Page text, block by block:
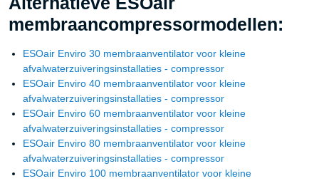
membraancompressormodellen:
ESOair Enviro 30 membraanventilator voor kleine
afvalwaterzuiveringsinstallaties - compressor
ESOair Enviro 40 membraanventilator voor kleine
afvalwaterzuiveringsinstallaties - compressor
ESOair Enviro 60 membraanventilator voor kleine
afvalwaterzuiveringsinstallaties - compressor
ESOair Enviro 80 membraanventilator voor kleine
afvalwaterzuiveringsinstallaties - compressor
ESOair Enviro 100 membraanventilator voor kleine